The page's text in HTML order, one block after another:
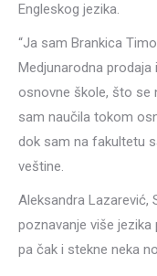
Engleskog jezika.
“Ja sam Brankica
Medjunarodna prodaja
osnovne škole, što se
sam naučila tokom
dok sam na fakultetu
veštine.
Aleksandra Lazarević,
poznavanje više
pa čak i stekne neka